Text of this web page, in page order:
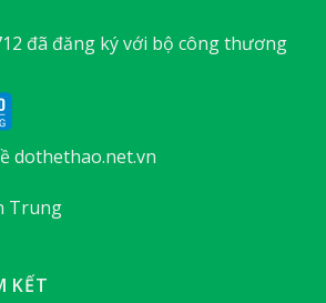
đã đăng ký với bộ công thương
dothethao.net.vn
Trung
KẾT